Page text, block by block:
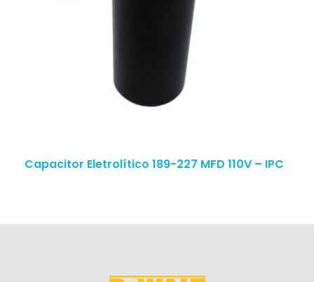
Capacitor Eletrolítico 189-227 MFD 110V – IPC